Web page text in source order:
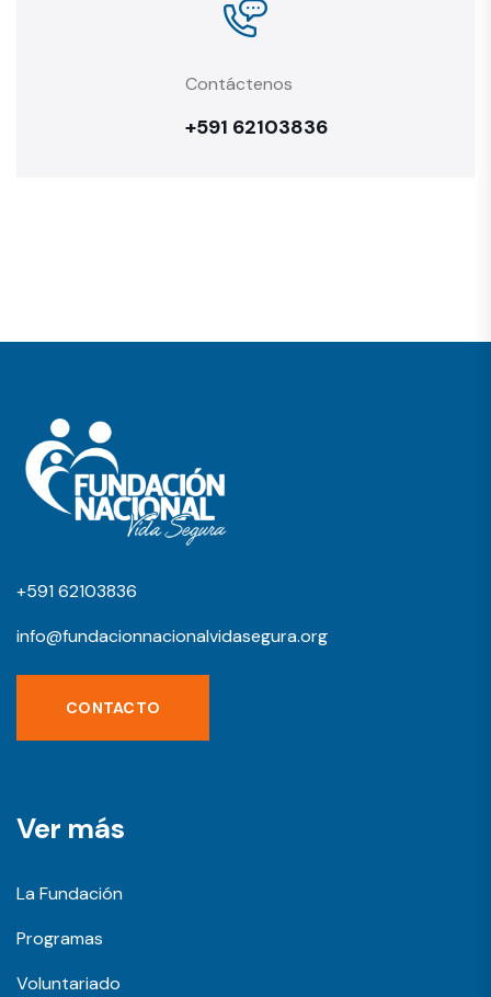
Contáctenos
+591 62103836
+591 62103836
info@fundacionnacionalvidasegura.org
CONTACTO
Ver más
La Fundación
Programas
Voluntariado